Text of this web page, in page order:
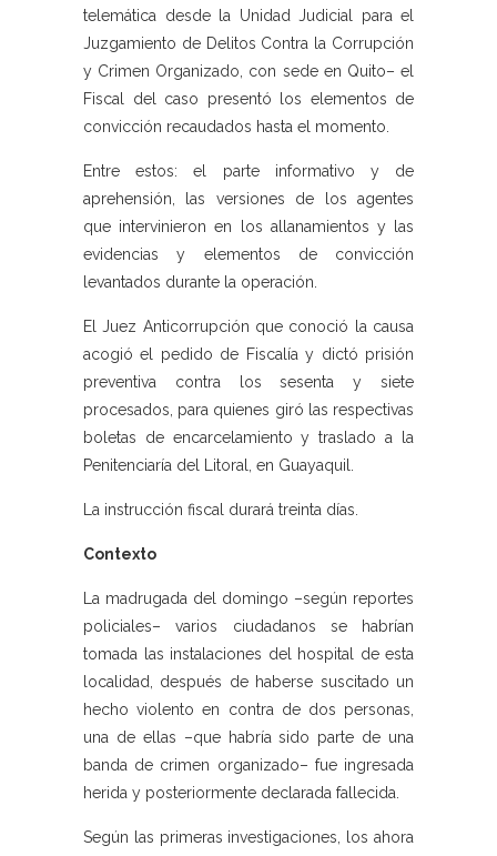
telemática desde la Unidad Judicial para el
Juzgamiento de Delitos Contra la Corrupción
y Crimen Organizado, con sede en Quito– el
Fiscal del caso presentó los elementos de
convicción recaudados hasta el momento.
Entre estos: el parte informativo y de
aprehensión, las versiones de los agentes
que intervinieron en los allanamientos y las
evidencias y elementos de convicción
levantados durante la operación.
El Juez Anticorrupción que conoció la causa
acogió el pedido de Fiscalía y dictó prisión
preventiva contra los sesenta y siete
procesados, para quienes giró las respectivas
boletas de encarcelamiento y traslado a la
Penitenciaría del Litoral, en Guayaquil.
La instrucción fiscal durará treinta días.
Contexto
La madrugada del domingo –según reportes
policiales– varios ciudadanos se habrían
tomada las instalaciones del hospital de esta
localidad, después de haberse suscitado un
hecho violento en contra de dos personas,
una de ellas –que habría sido parte de una
banda de crimen organizado– fue ingresada
herida y posteriormente declarada fallecida.
Según las primeras investigaciones, los ahora